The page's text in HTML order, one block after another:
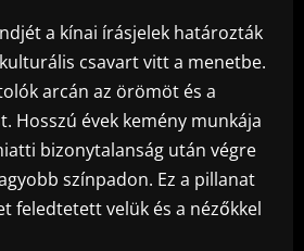
a kínai írásjelek határozták
csavart vitt a menetbe.
arcán az örömöt és a
Hosszú évek kemény munkája
bizonytalanság után végre
színpadon. Ez a pillanat
feledtetett velük és a nézőkkel